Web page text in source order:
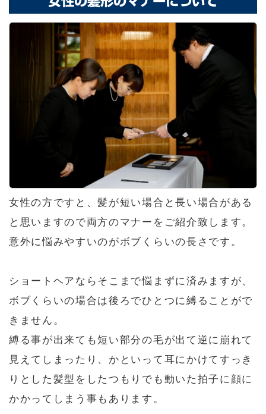
女性の方ですと、髪が短い場合と長い場合がある
と思いますので両方のマナーをご紹介致します。
意外に悩みやすいのがボブくらいの長さです。
ショートヘアならそこまで悩まずに済みますが、
ボブくらいの場合は後ろでひとつに縛ることがで
きません。
縛る事が出来ても短い部分の毛が出て逆に崩れて
見えてしまったり、かといって耳にかけてすっき
りとした髪型をしたつもりでも動いた拍子に顔に
かかってしまう事もあります。